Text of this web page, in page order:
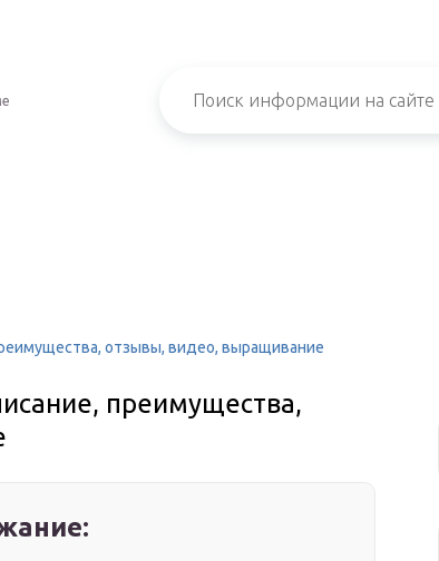
отзывы, видео, выращивание
преимущества,